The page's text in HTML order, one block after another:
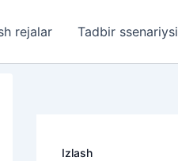
rejalar Tadbir ssenariysi
Izlash